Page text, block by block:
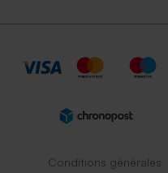
Conditions générales